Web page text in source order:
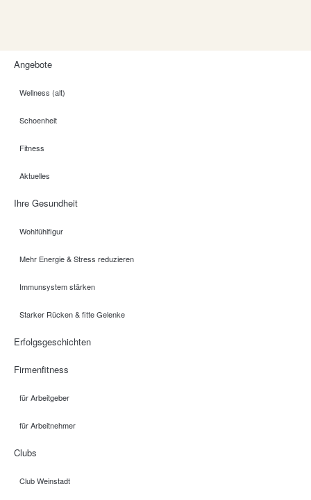
Angebote
Wellness (alt)
Schoenheit
Fitness
Aktuelles
Ihre Gesundheit
Wohlfühlfigur
Mehr Energie & Stress reduzieren
Immunsystem stärken
Starker Rücken & fitte Gelenke
Erfolgsgeschichten
Firmenfitness
für Arbeitgeber
für Arbeitnehmer
Clubs
Club Weinstadt